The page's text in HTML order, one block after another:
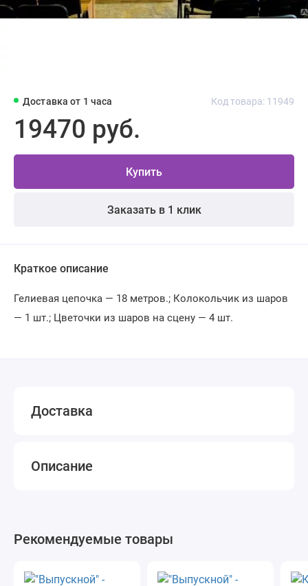
Доставка от 1 часа Код товара: 11949
19470 руб.
Купить
Заказать в 1 клик
Краткое описание
Гелиевая цепочка — 18 метров.; Колокольчик из шаров
— 1 шт.; Цветочки из шаров на сцену — 4 шт.
Доставка
Описание
Рекомендуемые товары